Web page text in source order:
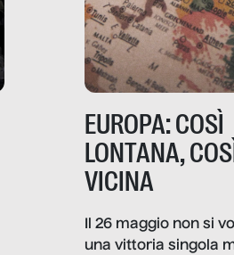
EUROPA: COSÌ
LONTANA,
VICINA
Il 26 maggio non si
una vittoria singola